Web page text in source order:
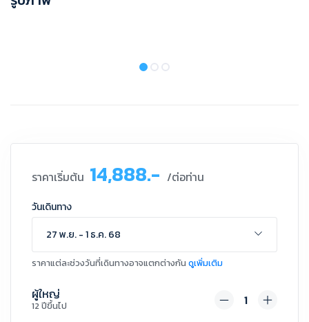
ราคาเริ่มต้น 14,888.- /ต่อท่าน
วันเดินทาง
27 พ.ย. - 1 ธ.ค. 68
ราคาแต่ละช่วงวันที่เดินทางอาจแตกต่างกัน ดูเพิ่มเติม
ผู้ใหญ่
12 ปีขึ้นไป